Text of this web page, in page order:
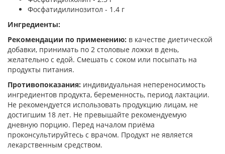
Фосфатидилинозитол - 1.4 г
Ингредиенты:
Рекомендации по применению: в качестве диетической
добавки, принимать по 2 столовые ложки в день,
желательно с едой. Смешать с соком или посыпать на
продукты питания.
Противопоказания: индивидуальная непереносимость
ингредиентов продукта, беременность, период лактации.
Не рекомендуется использовать продукцию лицам, не
достигшим 18 лет. Не превышайте рекомендуемую
дневную порцию. Перед началом приёма
проконсультируйтесь с врачом. Продукт не является
лекарственным средством.